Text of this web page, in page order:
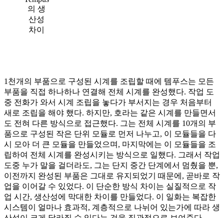
의 생
산성
차이
1천개의 부품으로 구성된 시계를 조립할 때에 템푸스는 모든
부품을 직접 하나하나 연결해 전체 시계를 완성했다. 작업 도
중 전화가 와서 시계 조립을 놓다가 부서지는 경우 처음부터
새로 조립을 해야 했다. 하지만, 호라는 같은 시계를 만들면서
도 전혀 다른 방식으로 접근했다. 그는 전체 시계를 10개의 부
품으로 구성된 작은 단위 모듈로 먼저 나누고, 이 모듈들을 다
시 모아 더 큰 모듈을 만들었으며, 마지막에는 이 모듈들을 조
립하여 전체 시계를 완성시키는 방식으로 일했다. 그래서 작업
도중 누가 말을 걸더라도, 그는 단지 중간 단계에서 멈췄을 뿐,
이전까지 완성된 부품은 그대로 유지되었기 때문에, 곧바로 작
업을 이어갈 수 있었다. 이 단순한 방식 차이는 실질적으로 작
업 시간, 생산성에 막대한 차이를 만들었다. 이 일화는 복잡한
시스템이 얼마나 효과적, 계층적으로 나뉘어 있는가에 따라 생